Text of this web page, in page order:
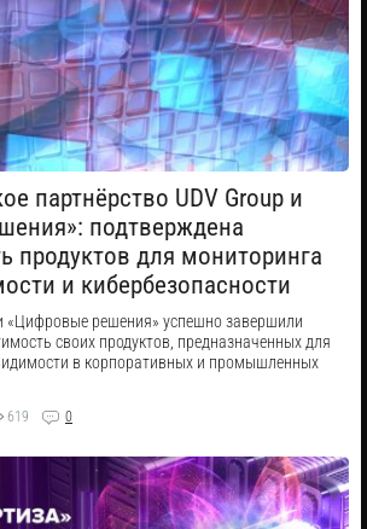
партнёрство UDV Group и
подтверждена
продуктов для мониторинга
и кибербезопасности
«Цифровые решения» успешно завершили
своих продуктов, предназначенных для
в корпоративных и промышленных
619 0